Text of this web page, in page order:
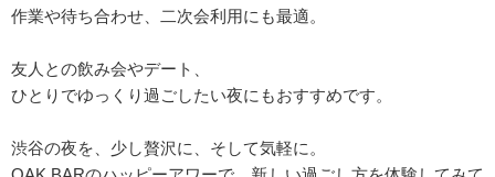
作業や待ち合わせ、二次会利用にも最適。
友人との飲み会やデート、
ひとりでゆっくり過ごしたい夜にもおすすめです。
渋谷の夜を、少し贅沢に、そして気軽に。